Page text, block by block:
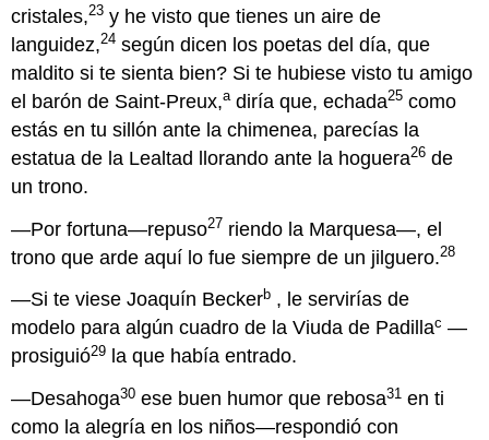
cristales,23 y he visto que tienes un aire de
languidez,24 según dicen los poetas del día, que
maldito si te sienta bien? Si te hubiese visto tu amigo
el barón de Saint-Preux,adiría que, echada25 como
estás en tu sillón ante la chimenea, parecías la
estatua de la Lealtad llorando ante la hoguera26 de
un trono.
—Por fortuna—repuso27 riendo la Marquesa—, el
trono que arde aquí lo fue siempre de un jilguero.28
—Si te viese Joaquín Beckerb , le servirías de
modelo para algún cuadro de la Viuda de Padillac —
prosiguió29 la que había entrado.
—Desahoga30 ese buen humor que rebosa31 en ti
como la alegría en los niños—respondió con